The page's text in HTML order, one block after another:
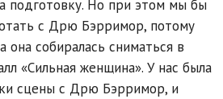
подготовку. Но при этом мы бы
с Дрю Бэрримор, потому
она собиралась сниматься в
«Сильная женщина». У нас была
сцены с Дрю Бэрримор, и